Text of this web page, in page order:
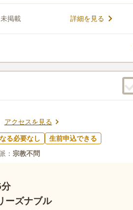
ッキング仕様です。水はけがよく滑りに
のある方でも安心してお参りすることが
口コミ
未掲載 詳細を見る
アクセスを見る
る必要なし
生前申込できる
： 宗教不問
ーズナブル